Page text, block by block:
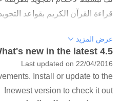
قراءة القرآن الكريم بقواعد
تطبيق تعلم تجويد القرآن الكريم
وبسيطة الإصدار الرابع (برواية
يحتوي أمثلة صوتية متعددة , يركز
لغة بسيطة ومفهومة بعيدة عن
يحتوي على عدة مستويات مقسمة
عرض المزيد
new in the latest 4.5
Last updated on 22/04/2016
Install or update to the
newest version to check it out!